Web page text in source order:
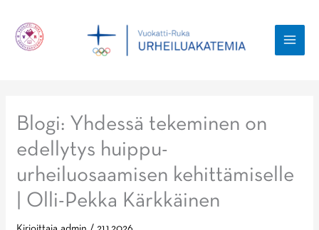
sisältöön
Blogi: Yhdessä tekeminen on
edellytys huippu-
urheiluosaamisen kehittämiselle
| Olli-Pekka Kärkkäinen